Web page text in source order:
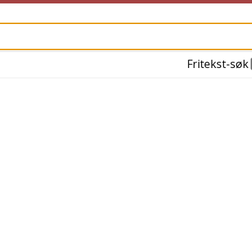
Fritekst-søk